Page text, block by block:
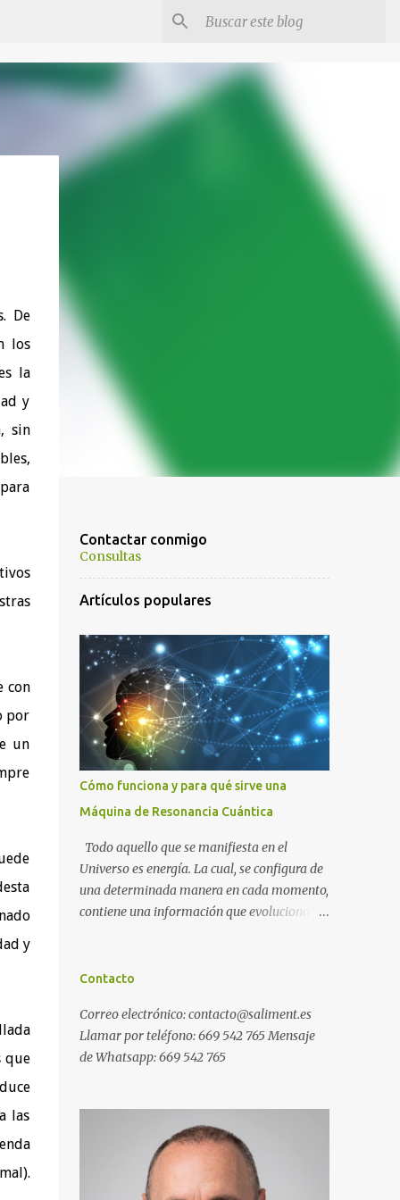
De
los
la
y
sin
con
por
un
y
que
las
Contactar conmigo
Consultas
Artículos populares
Cómo funciona y para qué sirve una
Máquina de Resonancia Cuántica
Todo aquello que se manifiesta en el
Universo es energía. La cual, se configura de
una determinada manera en cada momento,
contiene una información que evoluciona
universal lo denominamos Campo Cuántico
conscientes, afectamos al CCI cuando, por
ejemplo, pensamos en alguien que hace
tiempo que no vemos y, de repente, ese
contra toda probabilidad, termina
materializándose. O cuando
experimentamos a diario una emoción muy
desagradable que termina somatizándose
Contacto
Correo electrónico: contacto@saliment.es
Llamar por teléfono: 669 542 765 Mensaje
de Whatsapp: 669 542 765